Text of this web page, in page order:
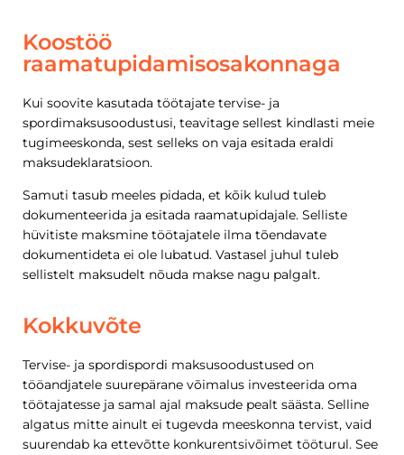
Koostöö
raamatupidamisosakonnaga
Kui soovite kasutada töötajate tervise- ja
spordimaksusoodustusi, teavitage sellest kindlasti meie
tugimeeskonda, sest selleks on vaja esitada eraldi
maksudeklaratsioon.
Samuti tasub meeles pidada, et kõik kulud tuleb
dokumenteerida ja esitada raamatupidajale. Selliste
hüvitiste maksmine töötajatele ilma tõendavate
dokumentideta ei ole lubatud. Vastasel juhul tuleb
sellistelt maksudelt nõuda makse nagu palgalt.
Kokkuvõte
Tervise- ja spordispordi maksusoodustused on
tööandjatele suurepärane võimalus investeerida oma
töötajatesse ja samal ajal maksude pealt säästa. Selline
algatus mitte ainult ei tugevda meeskonna tervist, vaid
suurendab ka ettevõtte konkurentsivõimet tööturul. See